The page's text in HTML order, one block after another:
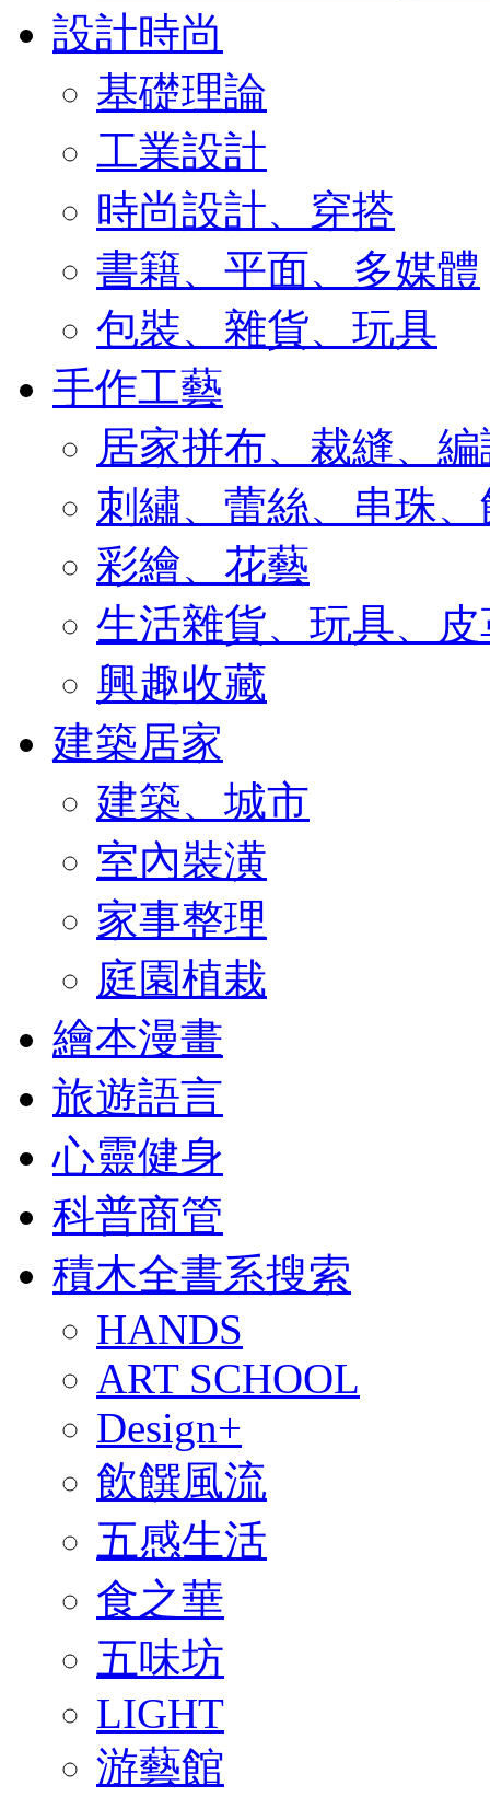
設計時尚
基礎理論
工業設計
時尚設計、穿搭
書籍、平面、多媒體
包裝、雜貨、玩具
手作工藝
居家拼布、裁縫、
刺繡、蕾絲、串珠
彩繪、花藝
生活雜貨、玩具、皮
興趣收藏
建築居家
建築、城市
室內裝潢
家事整理
庭園植栽
繪本漫畫
旅遊語言
心靈健身
科普商管
積木全書系搜索
HANDS
ART SCHOOL
Design+
飲饌風流
五感生活
食之華
五味坊
LIGHT
游藝館